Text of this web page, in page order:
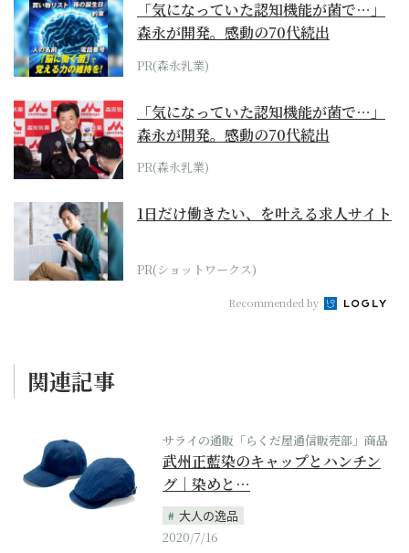
「気になっていた認知機能が菌で…」
森永が開発。感動の70代続出
PR(森永乳業)
「気になっていた認知機能が菌で…」
森永が開発。感動の70代続出
PR(森永乳業)
1日だけ働きたい、を叶える求人サイト
PR(ショットワークス)
Recommended by
関連記事
サライの通販「らくだ屋通信販売部」商品
武州正藍染のキャップとハンチン
グ｜染めと…
大人の逸品
2020/7/16